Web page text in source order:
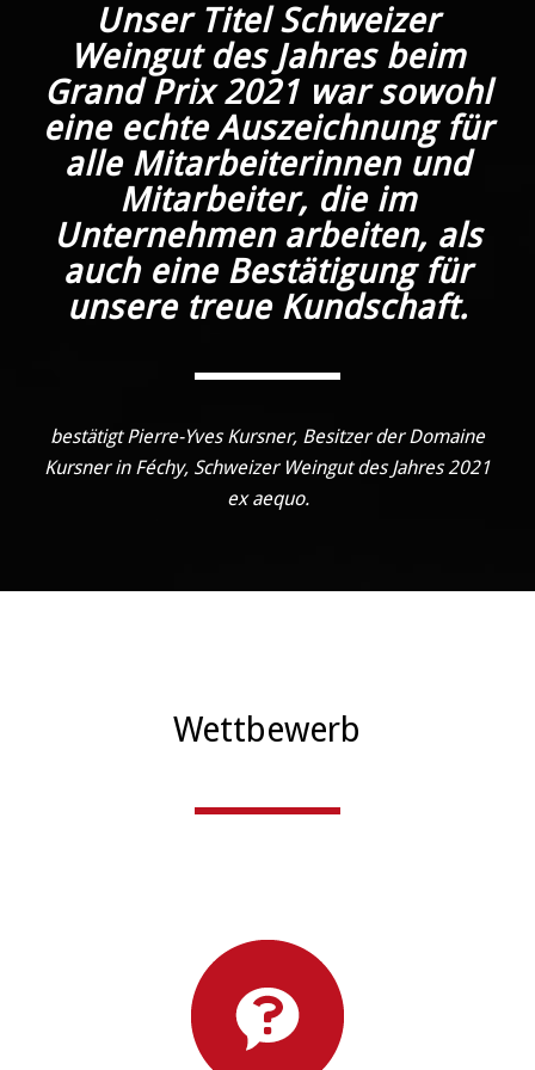
Unser Titel Schweizer
Weingut des Jahres beim
Grand Prix 2021 war sowohl
eine echte Auszeichnung für
alle Mitarbeiterinnen und
Mitarbeiter, die im
Unternehmen arbeiten, als
auch eine Bestätigung für
unsere treue Kundschaft.
bestätigt Pierre-Yves Kursner, Besitzer der Domaine
Kursner in Féchy, Schweizer Weingut des Jahres 2021
ex aequo.
Wettbewerb